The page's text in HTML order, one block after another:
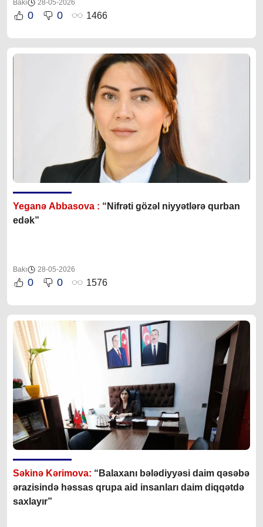
Bakı 28-05-2026
0 0 1466
Yeganə Abbasova : “Nifrəti gözəl niyyətlərə qurban
edək”
Bakı 28-05-2026
0 0 1576
Səkinə Kərimova: “Balaxanı bələdiyyəsi daim qəsəbə
ərazisində həssas qrupa aid insanları daim diqqətdə
saxlayır”